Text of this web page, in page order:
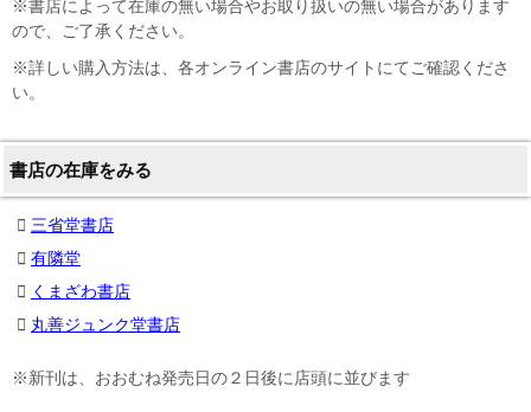
※書店によって在庫の無い場合やお取り扱いの無い場合があります
ので、ご了承ください。
※詳しい購入方法は、各オンライン書店のサイトにてご確認くださ
い。
書店の在庫をみる
三省堂書店
有隣堂
くまざわ書店
丸善ジュンク堂書店
※新刊は、おおむね発売日の２日後に店頭に並びます